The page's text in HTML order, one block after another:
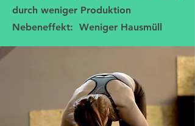
durch weniger Produktion
Nebeneffekt: Weniger Hausmüll